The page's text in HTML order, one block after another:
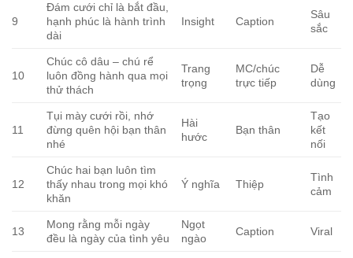
9
Đám cưới chỉ là bắt đầu,
hạnh phúc là hành trình
dài
Insight Caption
Sâu
sắc
10
Chúc cô dâu – chú rể
luôn đồng hành qua mọi
thử thách
Trang
trọng
MC/chúc
trực tiếp
Dễ
dùng
11
Tụi mày cưới rồi, nhớ
đừng quên hội bạn thân
nhé
Hài
hước
Bạn thân
Tạo
kết
nối
12
Chúc hai bạn luôn tìm
thấy nhau trong mọi khó
khăn
Ý nghĩa Thiệp
Tình
cảm
13
Mong rằng mỗi ngày
đều là ngày của tình yêu
Ngọt
ngào
Caption Viral